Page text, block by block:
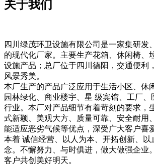
关于我们
四川绿茂环卫设施有限公司是一家集研发
的现代化厂家。主要生产花箱、休闲椅、
设施产品；总厂位于四川德阳，交通便利
风景秀美。
本厂生产的产品广泛应用于生活小区、休
园林绿化、商业楼宇、星 级宾馆、工厂、
行业。本厂对产品细节有着苛刻的要求，
式新颖、美观大方、质量可靠、安全耐用
能适应恶劣气候等优点，深受广大客户喜
本着 诚信经营、以人为本、开拓创新、以
念。不懈努力、与时俱进，做大做强企业
客户共创美好明天。